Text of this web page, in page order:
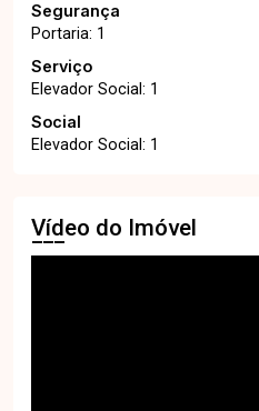
Segurança
Portaria: 1
Serviço
Elevador Social: 1
Social
Elevador Social: 1
Vídeo do Imóvel